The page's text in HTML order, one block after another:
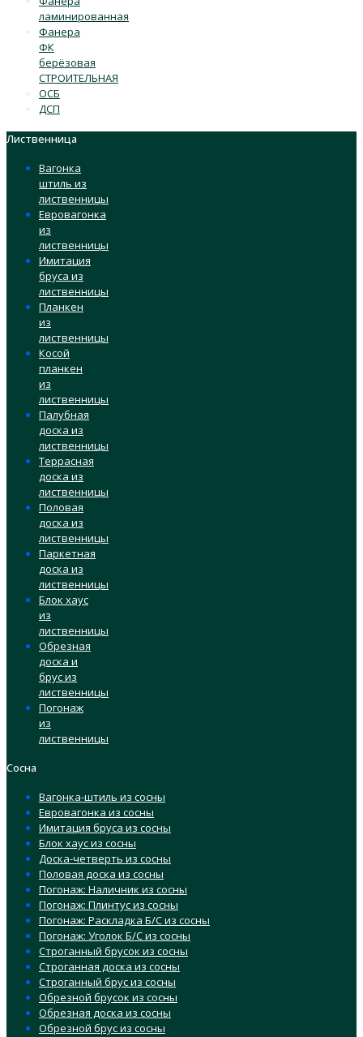
ламинированная
Фанера
ФК
берёзовая
СТРОИТЕЛЬНАЯ
ОСБ
ДСП
Лиственница
Вагонка
штиль из
лиственницы
Евровагонка
из
лиственницы
Имитация
бруса из
лиственницы
Планкен
из
лиственницы
Косой
планкен
из
лиственницы
Палубная
доска из
лиственницы
Террасная
доска из
лиственницы
Половая
доска из
лиственницы
Паркетная
доска из
лиственницы
Блок хаус
из
лиственницы
Обрезная
доска и
брус из
лиственницы
Погонаж
из
лиственницы
Сосна
Вагонка-штиль из сосны
Евровагонка из сосны
Имитация бруса из сосны
Блок хаус из сосны
Доска-четверть из сосны
Половая доска из сосны
Погонаж: Наличник из сосны
Погонаж: Плинтус из сосны
Погонаж: Раскладка Б/С из сосны
Погонаж: Уголок Б/С из сосны
Строганный брусок из сосны
Строганная доска из сосны
Строганный брус из сосны
Обрезной брусок из сосны
Обрезная доска из сосны
Обрезной брус из сосны